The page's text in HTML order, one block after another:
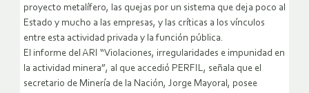
proyecto metalífero, las quejas por un sistema que deja poco al
Estado y mucho a las empresas, y las críticas a los vínculos
entre esta actividad privada y la función pública.
El informe del ARI “Violaciones, irregularidades e impunidad en
la actividad minera”, al que accedió PERFIL, señala que el
secretario de Minería de la Nación, Jorge Mayoral, posee